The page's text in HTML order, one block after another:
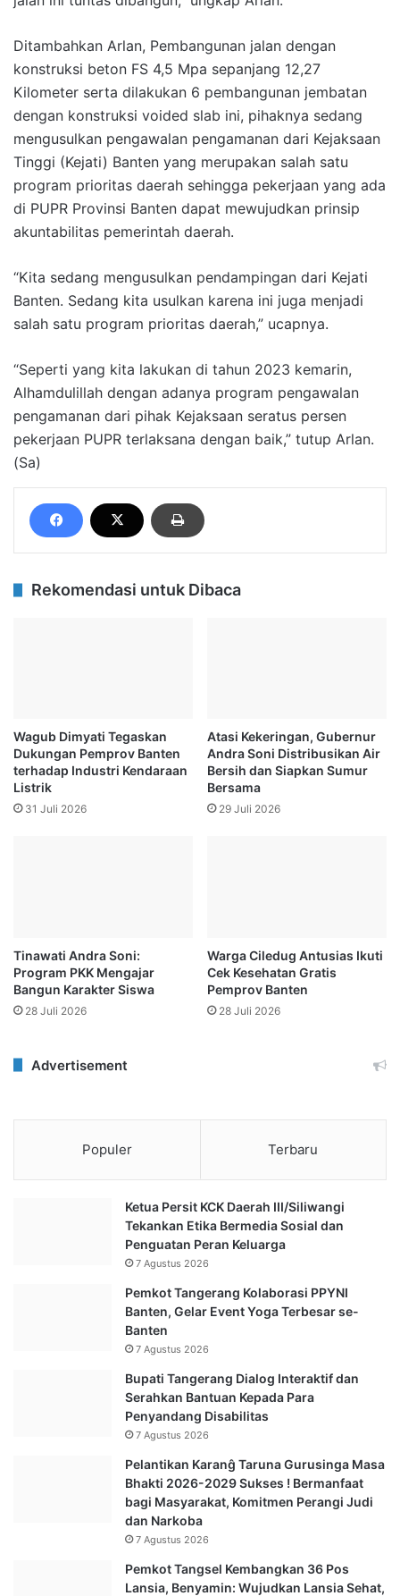
Ditambahkan Arlan, Pembangunan jalan dengan
konstruksi beton FS 4,5 Mpa sepanjang 12,27
Kilometer serta dilakukan 6 pembangunan jembatan
dengan konstruksi voided slab ini, pihaknya sedang
mengusulkan pengawalan pengamanan dari Kejaksaan
Tinggi (Kejati) Banten yang merupakan salah satu
program prioritas daerah sehingga pekerjaan yang ada
di PUPR Provinsi Banten dapat mewujudkan prinsip
akuntabilitas pemerintah daerah.
“Kita sedang mengusulkan pendampingan dari Kejati
Banten. Sedang kita usulkan karena ini juga menjadi
salah satu program prioritas daerah,” ucapnya.
“Seperti yang kita lakukan di tahun 2023 kemarin,
Alhamdulillah dengan adanya program pengawalan
pengamanan dari pihak Kejaksaan seratus persen
pekerjaan PUPR terlaksana dengan baik,” tutup Arlan.
(Sa)
Rekomendasi untuk Dibaca
Wagub Dimyati Tegaskan
Dukungan Pemprov Banten
terhadap Industri Kendaraan
Listrik
31 Juli 2026
Atasi Kekeringan, Gubernur
Andra Soni Distribusikan Air
Bersih dan Siapkan Sumur
Bersama
29 Juli 2026
Tinawati Andra Soni:
Program PKK Mengajar
Bangun Karakter Siswa
28 Juli 2026
Warga Ciledug Antusias Ikuti
Cek Kesehatan Gratis
Pemprov Banten
28 Juli 2026
Advertisement
Populer Terbaru
Ketua Persit KCK Daerah III/Siliwangi
Tekankan Etika Bermedia Sosial dan
Penguatan Peran Keluarga
7 Agustus 2026
Pemkot Tangerang Kolaborasi PPYNI
Banten, Gelar Event Yoga Terbesar se-
Banten
7 Agustus 2026
Bupati Tangerang Dialog Interaktif dan
Serahkan Bantuan Kepada Para
Penyandang Disabilitas
7 Agustus 2026
Pelantikan Karanĝ Taruna Gurusinga Masa
Bhakti 2026-2029 Sukses ! Bermanfaat
bagi Masyarakat, Komitmen Perangi Judi
dan Narkoba
7 Agustus 2026
Pemkot Tangsel Kembangkan 36 Pos
Lansia, Benyamin: Wujudkan Lansia Sehat,